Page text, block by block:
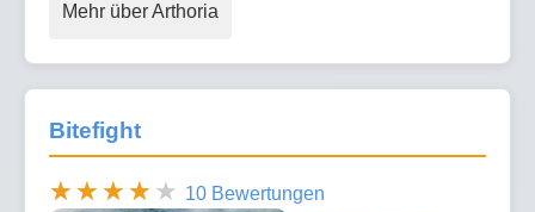
Mehr über Arthoria
Bitefight
10 Bewertungen